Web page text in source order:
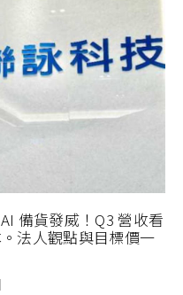
備貨發威！Q3 營收看
法人觀點與目標價一